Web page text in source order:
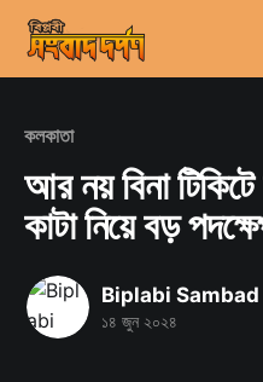
কলকাতা
আর নয় বিনা
কাটা নিয়ে বড়
Biplabi
১৪ জুন ২০২৪